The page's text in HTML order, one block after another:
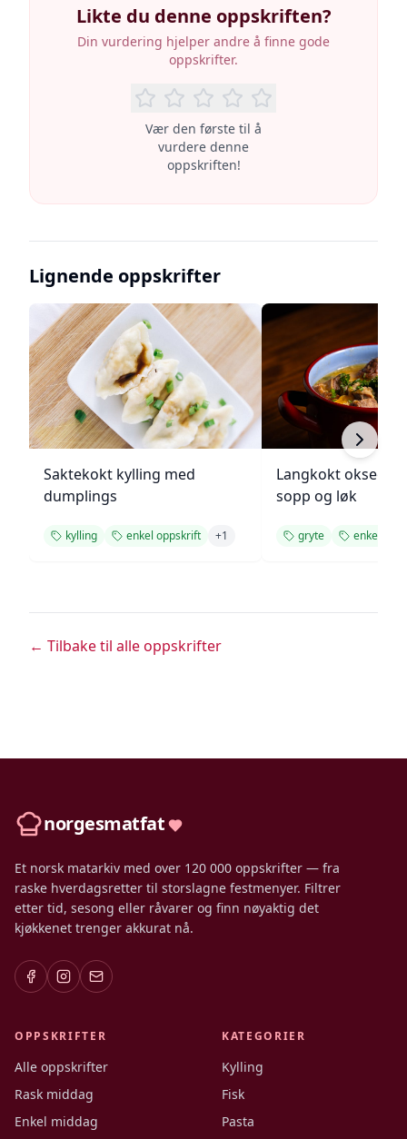
Likte du denne oppskriften?
Din vurdering hjelper andre å finne gode
oppskrifter.
Vær den første til å
vurdere denne
oppskriften!
Lignende oppskrifter
Saktekokt kylling med
dumplings
kylling enkel oppskrift +1
Langkokt
sopp og løk
gryte enkel
← Tilbake til alle oppskrifter
norgesmatfat
Et norsk matarkiv med over 120 000 oppskrifter — fra
raske hverdagsretter til storslagne festmenyer. Filtrer
etter tid, sesong eller råvarer og finn nøyaktig det
kjøkkenet trenger akkurat nå.
OPPSKRIFTER
Alle oppskrifter
Rask middag
Enkel middag
KATEGORIER
Kylling
Fisk
Pasta